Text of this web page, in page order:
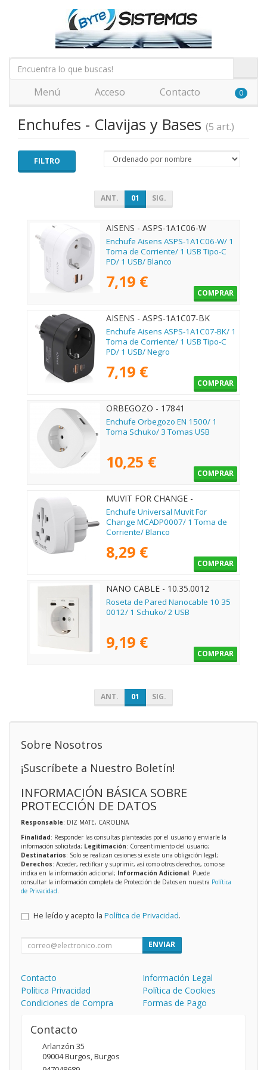
Menú Acceso Contacto 0
Enchufes - Clavijas y Bases (5 art.)
FILTRO
ANT. 01 SIG.
AISENS - ASPS-1A1C06-W
Enchufe Aisens ASPS-1A1C06-W/ 1
Toma de Corriente/ 1 USB Tipo-C
PD/ 1 USB/ Blanco
7,19 €
COMPRAR
AISENS - ASPS-1A1C07-BK
Enchufe Aisens ASPS-1A1C07-BK/ 1
Toma de Corriente/ 1 USB Tipo-C
PD/ 1 USB/ Negro
7,19 €
COMPRAR
ORBEGOZO - 17841
Enchufe Orbegozo EN 1500/ 1
Toma Schuko/ 3 Tomas USB
10,25 €
COMPRAR
MUVIT FOR CHANGE -
MCADP0007
Enchufe Universal Muvit For
Change MCADP0007/ 1 Toma de
Corriente/ Blanco
8,29 €
COMPRAR
NANO CABLE - 10.35.0012
Roseta de Pared Nanocable 10 35
0012/ 1 Schuko/ 2 USB
9,19 €
COMPRAR
ANT. 01 SIG.
Sobre Nosotros
¡Suscríbete a Nuestro Boletín!
INFORMACIÓN BÁSICA SOBRE
PROTECCIÓN DE DATOS
Responsable: DIZ MATE, CAROLINA
Finalidad: Responder las consultas planteadas por el usuario y enviarle la
información solicitada; Legitimación: Consentimiento del usuario;
Destinatarios: Solo se realizan cesiones si existe una obligación legal;
Derechos: Acceder, rectificar y suprimir, así como otros derechos, como se
indica en la información adicional; Información Adicional: Puede
consultar la información completa de Protección de Datos en nuestra Política
de Privacidad.
He leído y acepto la Política de Privacidad.
ENVIAR
Contacto
Información Legal
Política Privacidad
Política de Cookies
Condiciones de Compra
Formas de Pago
Contacto
Arlanzón 35
09004Burgos,Burgos